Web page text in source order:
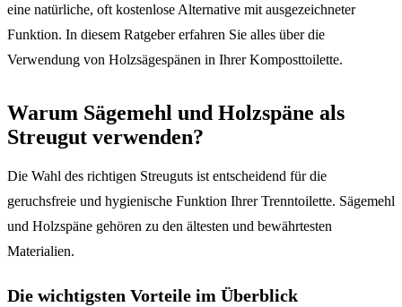
eine natürliche, oft kostenlose Alternative mit ausgezeichneter
Funktion. In diesem Ratgeber erfahren Sie alles über die
Verwendung von Holzsägespänen in Ihrer Komposttoilette.
Warum Sägemehl und Holzspäne als
Streugut verwenden?
Die Wahl des richtigen Streuguts ist entscheidend für die
geruchsfreie und hygienische Funktion Ihrer Trenntoilette. Sägemehl
und Holzspäne gehören zu den ältesten und bewährtesten
Materialien.
Die wichtigsten Vorteile im Überblick